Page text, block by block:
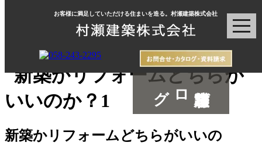
お客様に満足していただける住まいを造る。村瀬建築株式会社
村瀬建築ブログ
新築かリフォームどちらがいいの